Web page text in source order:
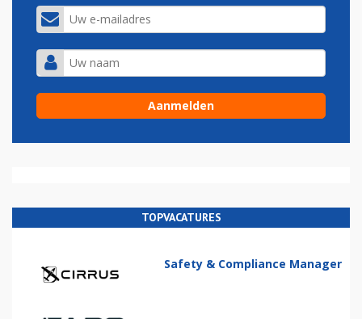
TOPVACATURES
Safety & Compliance Manager